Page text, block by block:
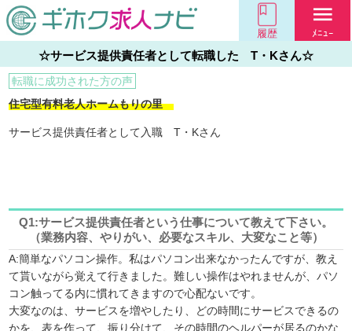
履歴
menu
ﾒﾆｭｰ
☆サービス提供責任者として転職した T・Kさん☆
転職に成功された方の声
住宅型有料老人ホームもりの里
サービス提供責任者として入職 T・Kさん
Q1:サービス提供責任者という仕事について教えて下さい。
（業務内容、やりがい、必要なスキル、大変なこと等）
A:簡単なパソコン操作。私はパソコン出来なかったんですが、教え
て貰いながら覚えて行きました。難しい操作はやれませんが、パソ
コン触ってる内に慣れてきますので心配ないです。
大変なのは、サービスを増やしたり、どの時間にサービスできるの
かを、表を作って、振り分けて、その時間のヘルパーが居るのかな